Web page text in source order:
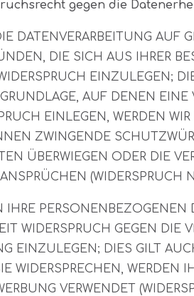
gegen die
DATENVERARBEITUNG AUF
DIE SICH AUS IHRER
EINZULEGEN;
AUF DENEN
EINLEGEN, WERDEN
ZWINGENDE
ÜBERWIEGEN ODER DIE
(WIDERSPRUCH
IHRE PERSONENBEZOGENEN
WIDERSPRUCH GEGEN DIE
EINZULEGEN; DIES GILT
WIDERSPRECHEN, WERDEN
VERWENDET